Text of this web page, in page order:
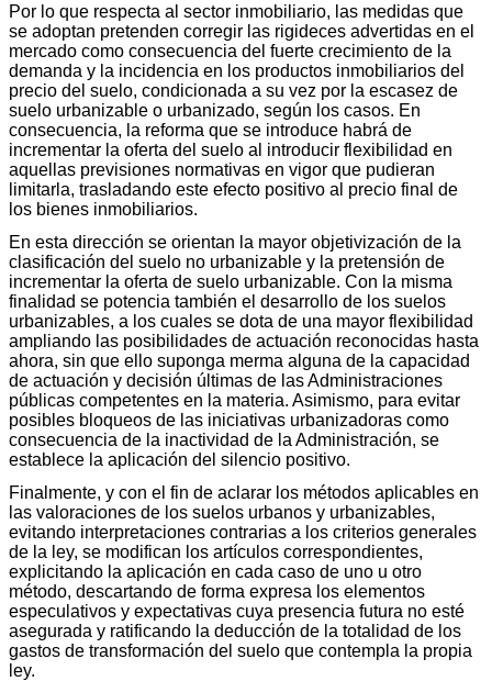
Por lo que respecta al sector inmobiliario, las medidas que
se adoptan pretenden corregir las rigideces advertidas en el
mercado como consecuencia del fuerte crecimiento de la
demanda y la incidencia en los productos inmobiliarios del
precio del suelo, condicionada a su vez por la escasez de
suelo urbanizable o urbanizado, según los casos. En
consecuencia, la reforma que se introduce habrá de
incrementar la oferta del suelo al introducir flexibilidad en
aquellas previsiones normativas en vigor que pudieran
limitarla, trasladando este efecto positivo al precio final de
los bienes inmobiliarios.
En esta dirección se orientan la mayor objetivización de la
clasificación del suelo no urbanizable y la pretensión de
incrementar la oferta de suelo urbanizable. Con la misma
finalidad se potencia también el desarrollo de los suelos
urbanizables, a los cuales se dota de una mayor flexibilidad
ampliando las posibilidades de actuación reconocidas hasta
ahora, sin que ello suponga merma alguna de la capacidad
de actuación y decisión últimas de las Administraciones
públicas competentes en la materia. Asimismo, para evitar
posibles bloqueos de las iniciativas urbanizadoras como
consecuencia de la inactividad de la Administración, se
establece la aplicación del silencio positivo.
Finalmente, y con el fin de aclarar los métodos aplicables en
las valoraciones de los suelos urbanos y urbanizables,
evitando interpretaciones contrarias a los criterios generales
de la ley, se modifican los artículos correspondientes,
explicitando la aplicación en cada caso de uno u otro
método, descartando de forma expresa los elementos
especulativos y expectativas cuya presencia futura no esté
asegurada y ratificando la deducción de la totalidad de los
gastos de transformación del suelo que contempla la propia
ley.